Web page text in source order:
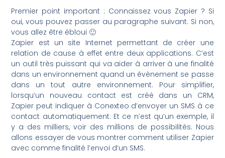
Premier point important : Connaissez vous Zapier ? Si
oui, vous pouvez passer au paragraphe suivant. Si non,
vous allez être ébloui 🙂
Zapier est un site Internet permettant de créer une
relation de cause à effet entre deux applications. C’est
un outil très puissant qui va aider à arriver à une finalité
dans un environnement quand un évènement se passe
dans un tout autre environnement. Pour simplifier,
lorsqu’un nouveau contact est créé dans un CRM,
Zapier peut indiquer à Conexteo d’envoyer un SMS à ce
contact automatiquement. Et ce n’est qu’un exemple, il
y a des milliers, voir des millions de possibilités. Nous
allons essayer de vous montrer comment utiliser Zapier
avec comme finalité l’envoi d’un SMS.